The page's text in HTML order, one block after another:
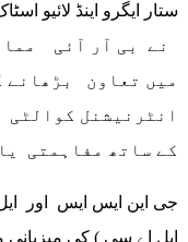
نے بی آر آئی
میں تعاون بڑھانے
انٹرنیشنل
کے ساتھ مفاہمتی
ایل اے سی ) کی میزبانی